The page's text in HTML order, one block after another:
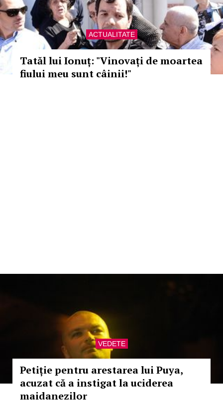
ACTUALITATE
Tatăl lui Ionuț: "Vinovați de moartea
fiului meu sunt câinii!"
VEDETE
Petiție pentru arestarea lui Puya,
acuzat că a instigat la uciderea
maidanezilor